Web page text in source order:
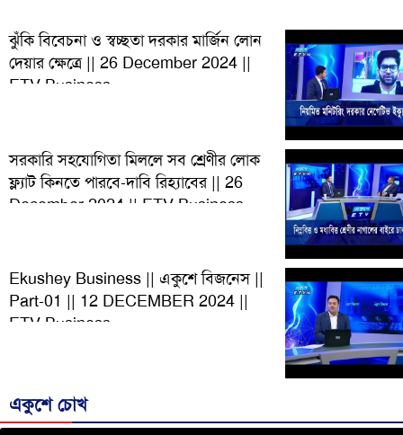
ঝুঁকি বিবেচনা ও স্বচ্ছতা দরকার মার্জিন লোন
দেয়ার ক্ষেত্রে || 26 December 2024 ||
ETV Business
সরকারি সহযোগিতা মিললে সব শ্রেণীর লোক
ফ্ল্যাট কিনতে পারবে-দাবি রিহ্যাবের || 26
December 2024 || ETV Business
Ekushey Business || একুশে বিজনেস ||
Part-01 || 12 DECEMBER 2024 ||
ETV Business
একুশে চোখ